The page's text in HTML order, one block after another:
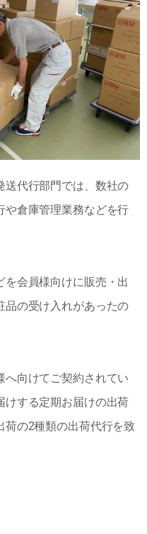
送代行部門では、数社の
や倉庫管理業務などを行
会員様向けに販売・出
品の受け入れがあったの
へ向けてご契約されてい
けする定期お届けの出荷
荷の2種類の出荷代行を致